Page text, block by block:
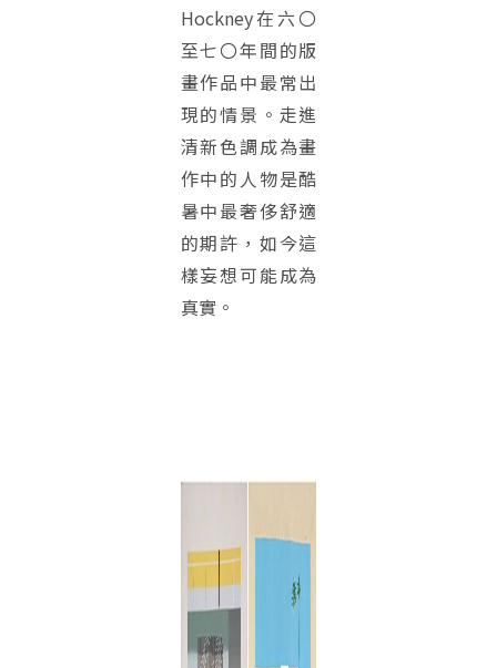
Hockney在六〇
至七〇年間的版
畫作品中最常出
現的情景。走進
清新色調成為畫
作中的人物是酷
暑中最奢侈舒適
的期許，如今這
樣妄想可能成為
真實。